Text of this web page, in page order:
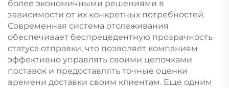
более экономичными решениями в
зависимости от их конкретных потребностей.
Современная система отслеживания
обеспечивает беспрецедентную прозрачность
статуса отправки, что позволяет компаниям
эффективно управлять своими цепочками
поставок и предоставлять точные оценки
времени доставки своим клиентам. Еще одним